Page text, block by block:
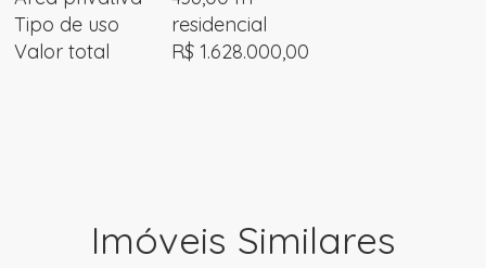
Tipo de uso
residencial
Valor total
R$ 1.628.000,00
Imóveis Similares